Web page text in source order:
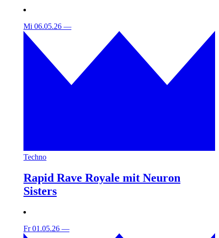
Mi 06.05.26 —
Techno
Rapid Rave Royale mit Neuron
Sisters
Fr 01.05.26 —